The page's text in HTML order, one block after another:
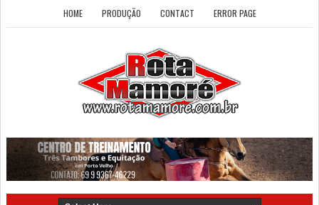
HOME PRODUÇÃO CONTACT ERROR PAGE